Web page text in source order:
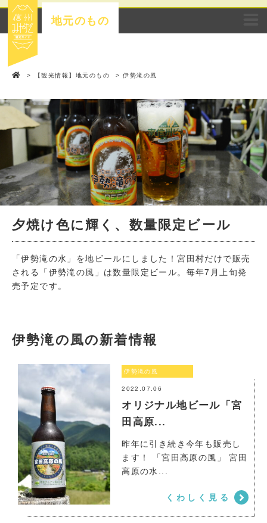
地元のもの
> 【観光情報】地元のもの > 伊勢滝の風
夕焼け色に輝く、数量限定ビール
「伊勢滝の水」を地ビールにしました！宮田村だけで販売
される「伊勢滝の風」は数量限定ビール。毎年7月上旬発
売予定です。
伊勢滝の風の新着情報
伊勢滝の風
伊勢滝の風
2022.07.06
オリジナル地ビール「宮
田高原...
昨年に引き続き今年も販売し
ます！ 「宮田高原の風」 宮田
高原の水...
くわしく見る